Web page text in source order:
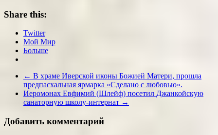
Share this:
Twitter
Мой Мир
Больше
← В храме Иверской иконы Божией Матери, прошла
предпасхальная ярмарка «Сделано с любовью».
Иеромонах Евфимий (Шлейф) посетил Джанкойскую
санаторную школу-интернат →
Добавить комментарий